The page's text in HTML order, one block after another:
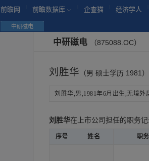
前瞻网 前瞻数据库 企查猫 经济学人
中研磁电
中研磁电 （875088.OC）
刘胜华 （男 硕士学历 1981）
刘胜华,男,1981年6月出生,无境
刘胜华在上市公司担任的职务
序号 姓名 职务